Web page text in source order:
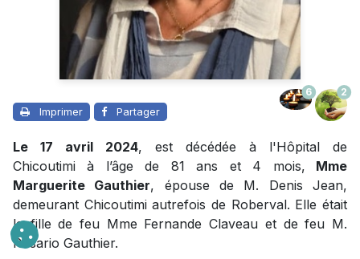
Imprimer Partager
6 2
Le 17 avril 2024, est décédée à l'Hôpital de
Chicoutimi à l’âge de 81 ans et 4 mois, Mme
Marguerite Gauthier, épouse de M. Denis Jean,
demeurant Chicoutimi autrefois de Roberval. Elle était
la fille de feu Mme Fernande Claveau et de feu M.
Rosario Gauthier.